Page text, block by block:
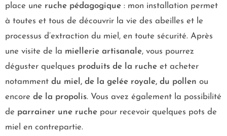
place une ruche pédagogique : mon installation permet
à toutes et tous de découvrir la vie des abeilles et le
processus d’extraction du miel, en toute sécurité. Après
une visite de la miellerie artisanale, vous pourrez
déguster quelques produits de la ruche et acheter
notamment du miel, de la gelée royale, du pollen ou
encore de la propolis. Vous avez également la possibilité
de parrainer une ruche pour recevoir quelques pots de
miel en contrepartie.